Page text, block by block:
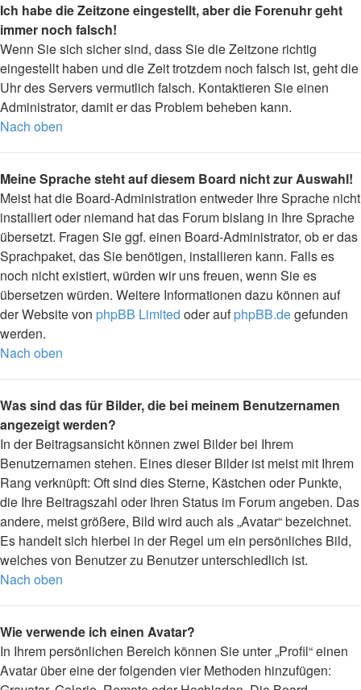
Ich habe die Zeitzone eingestellt, aber die Forenuhr geht
immer noch falsch!
Wenn Sie sich sicher sind, dass Sie die Zeitzone richtig
eingestellt haben und die Zeit trotzdem noch falsch ist, geht die
Uhr des Servers vermutlich falsch. Kontaktieren Sie einen
Administrator, damit er das Problem beheben kann.
Nach oben
Meine Sprache steht auf diesem Board nicht zur Auswahl!
Meist hat die Board-Administration entweder Ihre Sprache nicht
installiert oder niemand hat das Forum bislang in Ihre Sprache
übersetzt. Fragen Sie ggf. einen Board-Administrator, ob er das
Sprachpaket, das Sie benötigen, installieren kann. Falls es
noch nicht existiert, würden wir uns freuen, wenn Sie es
übersetzen würden. Weitere Informationen dazu können auf
der Website von phpBB Limited oder aufphpBB.degefunden
werden.
Nach oben
Was sind das für Bilder, die bei meinem Benutzernamen
angezeigt werden?
In der Beitragsansicht können zwei Bilder bei Ihrem
Benutzernamen stehen. Eines dieser Bilder ist meist mit Ihrem
Rang verknüpft: Oft sind dies Sterne, Kästchen oder Punkte,
die Ihre Beitragszahl oder Ihren Status im Forum angeben. Das
andere, meist größere, Bild wird auch als „Avatar“ bezeichnet.
Es handelt sich hierbei in der Regel um ein persönliches Bild,
welches von Benutzer zu Benutzer unterschiedlich ist.
Nach oben
Wie verwende ich einen Avatar?
In Ihrem persönlichen Bereich können Sie unter „Profil“ einen
Avatar über eine der folgenden vier Methoden hinzufügen: